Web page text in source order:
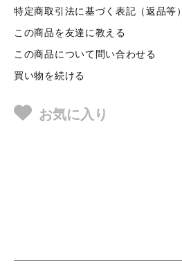
特定商取引法に基づく表記（返品等）
この商品を友達に教える
この商品について問い合わせる
買い物を続ける
お気に入り